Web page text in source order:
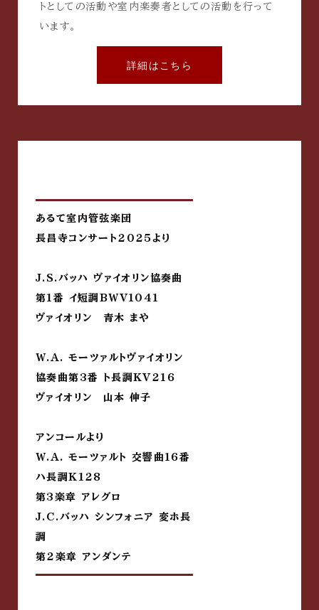
トとしての活動や室内楽奏者としての活動を行って
います。
詳細はこちら
あるて室内管弦楽団
長昌寺コンサート2025より
J.S.バッハ ヴァイオリン協奏曲
第1番 イ短調BWV1041
ヴァイオリン 青木 まや
W.A. モーツァルトヴァイオリン
協奏曲第3番 ト長調KV216
ヴァイオリン 山本 伸子
アンコールより
W.A. モーツァルト 交響曲16番
ハ長調K128
第3楽章 アレグロ
J.C.バッハ シンフォニア 変ホ長
調
第2楽章 アンダンテ